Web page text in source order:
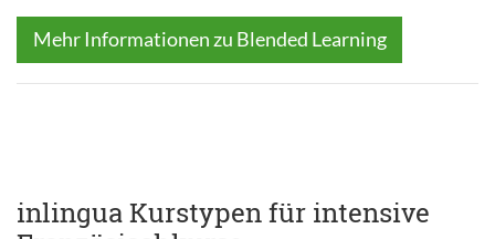
Mehr Informationen zu Blended Learning
inlingua Kurstypen für intensive